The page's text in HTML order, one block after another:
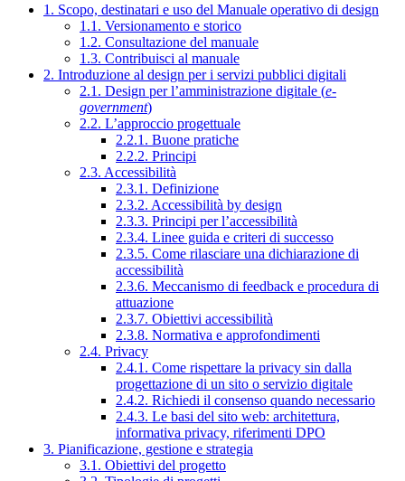
1. Scopo, destinatari e uso del Manuale operativo di design
1.1. Versionamento e storico
1.2. Consultazione del manuale
1.3. Contribuisci al manuale
2. Introduzione al design per i servizi pubblici digitali
2.1. Design per l’amministrazione digitale (e-
government)
2.2. L’approccio progettuale
2.2.1. Buone pratiche
2.2.2. Principi
2.3. Accessibilità
2.3.1. Definizione
2.3.2. Accessibilità by design
2.3.3. Principi per l’accessibilità
2.3.4. Linee guida e criteri di successo
2.3.5. Come rilasciare una dichiarazione di
accessibilità
2.3.6. Meccanismo di feedback e procedura di
attuazione
2.3.7. Obiettivi accessibilità
2.3.8. Normativa e approfondimenti
2.4. Privacy
2.4.1. Come rispettare la privacy sin dalla
progettazione di un sito o servizio digitale
2.4.2. Richiedi il consenso quando necessario
2.4.3. Le basi del sito web: architettura,
informativa privacy, riferimenti DPO
3. Pianificazione, gestione e strategia
3.1. Obiettivi del progetto